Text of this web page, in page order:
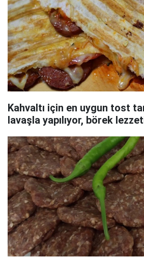
Kahvaltı için en uygun tost
lavaşla yapılıyor, börek